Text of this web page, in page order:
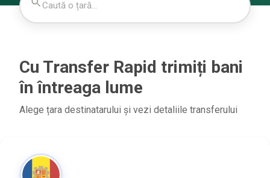
Cu Transfer Rapid trimiți bani
în întreaga lume
Alege țara destinatarului și vezi detaliile transferului